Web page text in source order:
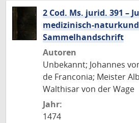
2 Cod. Ms. jurid. 391 –
medizinisch-
Sammelhandschrift
Autoren
Unbekannt; Johannes
de Franconia; Meister
Walthisar von der Wage
Jahr:
1474